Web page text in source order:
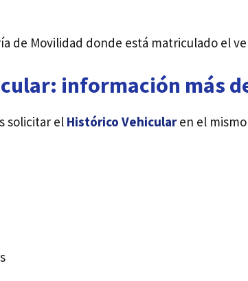
de Movilidad donde está matriculado el
información más
solicitar el Histórico Vehicularen el